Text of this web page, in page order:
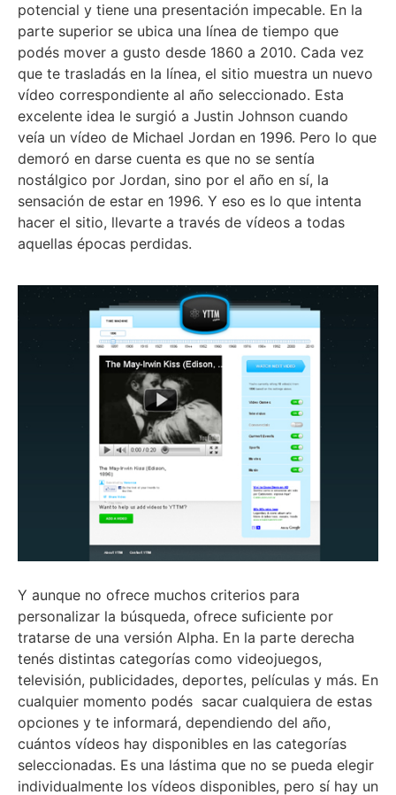
potencial y tiene una presentación impecable. En la
parte superior se ubica una línea de tiempo que
podés mover a gusto desde 1860 a 2010. Cada vez
que te trasladás en la línea, el sitio muestra un nuevo
vídeo correspondiente al año seleccionado. Esta
excelente idea le surgió a Justin Johnson cuando
veía un vídeo de Michael Jordan en 1996. Pero lo que
demoró en darse cuenta es que no se sentía
nostálgico por Jordan, sino por el año en sí, la
sensación de estar en 1996. Y eso es lo que intenta
hacer el sitio, llevarte a través de vídeos a todas
aquellas épocas perdidas.
Y aunque no ofrece muchos criterios para
personalizar la búsqueda, ofrece suficiente por
tratarse de una versión Alpha. En la parte derecha
tenés distintas categorías como videojuegos,
televisión, publicidades, deportes, películas y más. En
cualquier momento podés sacar cualquiera de estas
opciones y te informará, dependiendo del año,
cuántos vídeos hay disponibles en las categorías
seleccionadas. Es una lástima que no se pueda elegir
individualmente los vídeos disponibles, pero sí hay un